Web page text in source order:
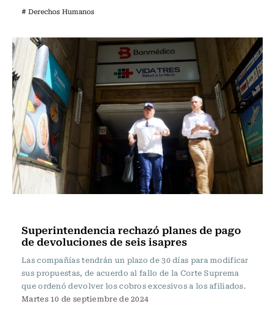
# Derechos Humanos
Superintendencia rechazó planes de pago
de devoluciones de seis isapres
Las compañías tendrán un plazo de 30 días para modificar
sus propuestas, de acuerdo al fallo de la Corte Suprema
que ordenó devolver los cobros excesivos a los afiliados.
Martes 10 de septiembre de 2024